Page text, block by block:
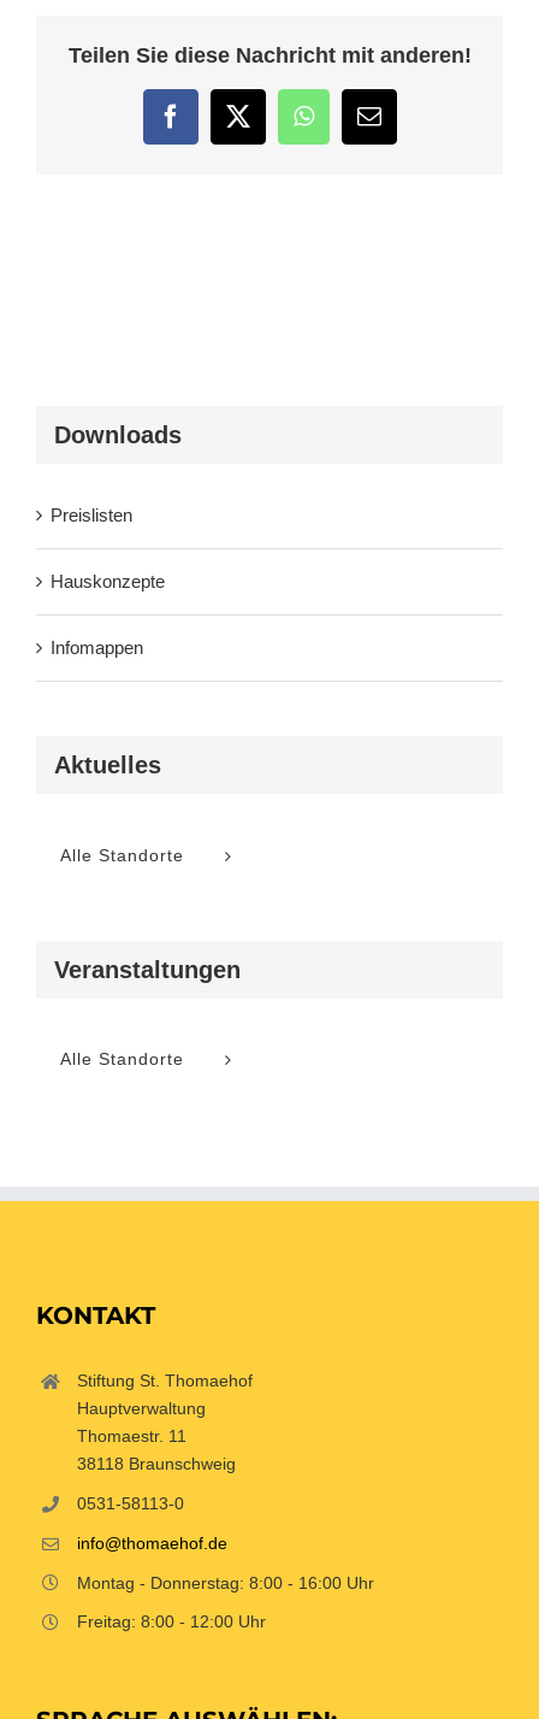
Teilen Sie diese Nachricht mit anderen!
FacebookTwitterWhatsApp
E-
Mail
Downloads
Preislisten
Hauskonzepte
Infomappen
Aktuelles
Alle Standorte
Veranstaltungen
Alle Standorte
KONTAKT
Stiftung St. Thomaehof
Hauptverwaltung
Thomaestr. 11
38118 Braunschweig
0531-58113-0
info@thomaehof.de
Montag - Donnerstag: 8:00 - 16:00 Uhr
Freitag: 8:00 - 12:00 Uhr